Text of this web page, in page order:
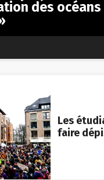
Les
faire
des océans